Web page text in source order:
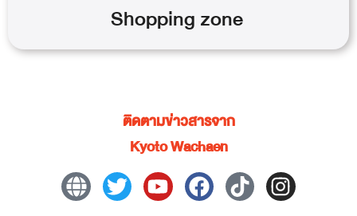
Shoppingzone
ติดตามข่าวสารจาก
Kyoto Wachaen